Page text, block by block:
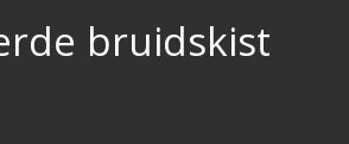
bruidskist